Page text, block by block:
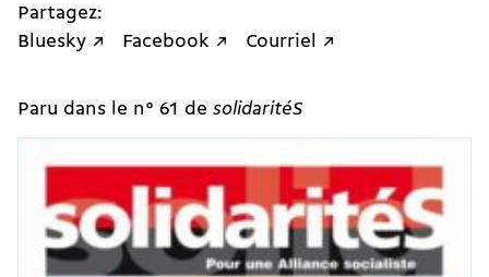
Partagez:
Bluesky ↗
Facebook ↗ Courriel ↗
Paru dans le n° 61 de solidaritéS